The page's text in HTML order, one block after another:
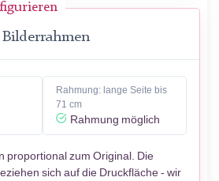
Bilderrahmen
Rahmung: lange Seite bis
71 cm
Rahmung möglich
proportional zum Original. Die
sich auf die Druckfläche - wir